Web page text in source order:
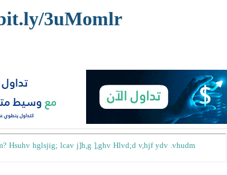
3uMomlr
Hsuhv hglsjig; lcav j]h,g ],ghv Hlvd;d v,hjf ydv .vhudm